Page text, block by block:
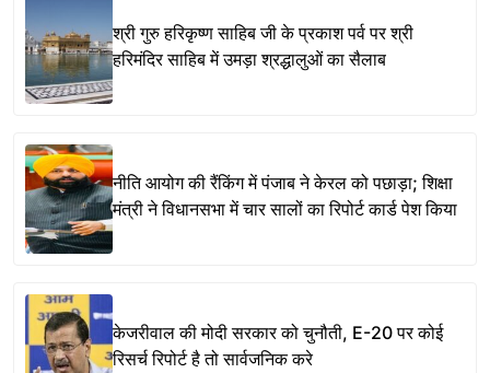
श्री गुरु हरिकृष्ण साहिब जी के प्रकाश पर्व पर श्री
हरिमंदिर साहिब में उमड़ा श्रद्धालुओं का सैलाब
नीति आयोग की रैंकिंग में पंजाब ने केरल को पछाड़ा; शिक्षा
मंत्री ने विधानसभा में चार सालों का रिपोर्ट कार्ड पेश किया
केजरीवाल की मोदी सरकार को चुनौती, E-20 पर कोई
रिसर्च रिपोर्ट है तो सार्वजनिक करे